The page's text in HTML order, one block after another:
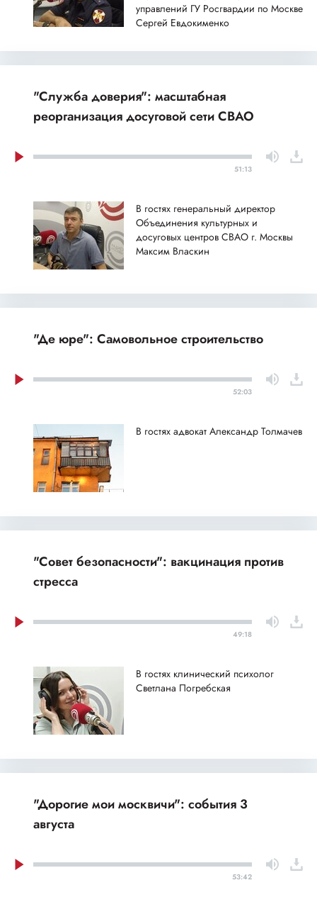
управлений ГУ Росгвардии по Москве
Сергей Евдокименко
"Служба доверия": масштабная
реорганизация досуговой сети СВАО
51:13
В гостях генеральный директор
Объединения культурных и
досуговых центров СВАО г. Москвы
Максим Власкин
"Де юре": Самовольное строительство
52:03
В гостях адвокат Александр Толмачев
"Совет безопасности": вакцинация против
стресса
49:18
В гостях клинический психолог
Светлана Погребская
"Дорогие мои москвичи": события 3
августа
53:42